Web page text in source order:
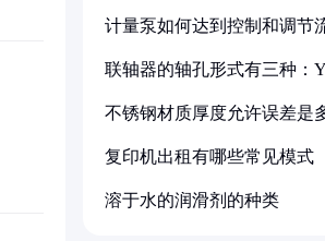
计量泵如何达到控制和调节
联轴器的轴孔形式有三种：
不锈钢材质厚度允许误差是
复印机出租有哪些常见模式
溶于水的润滑剂的种类